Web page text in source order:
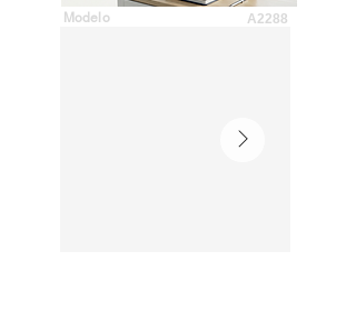
Modelo A2288